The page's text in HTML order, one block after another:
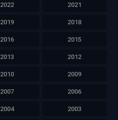
2022 2021
2019 2018
2016 2015
2013 2012
2010 2009
2007 2006
2004 2003